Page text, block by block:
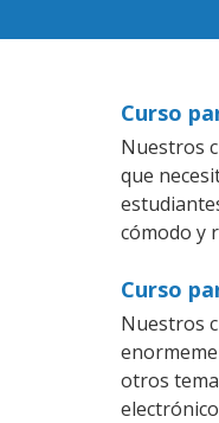
Curso
Nuestros
que
cómodo y
Curso
Nuestros
otros